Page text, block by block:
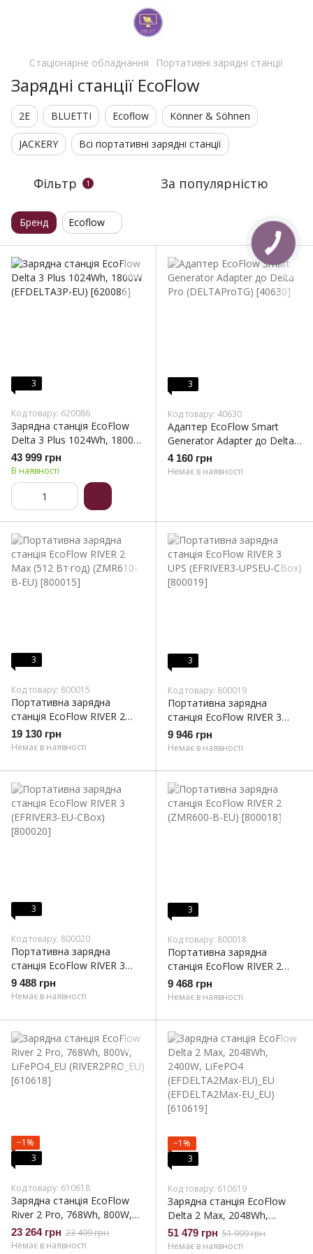
Стаціонарне обладнання Портативні зарядні станції
Зарядні станції EcoFlow
2E BLUETTI Ecoflow Könner & Söhnen
JACKERY Всі портативні зарядні станції
Фільтр 1 За популярністю
Бренд Ecoflow
3
Код товару: 620086
Зарядна станція EcoFlow
Delta 3 Plus 1024Wh, 1800W
(EFDELTA3P-EU)
43 999 грн
В наявності
3
Код товару: 40630
Адаптер EcoFlow Smart
Generator Adapter до Delta
Pro (DELTAProTG)
4 160 грн
Немає в наявності
3
Код товару: 800015
Портативна зарядна
станція EcoFlow RIVER 2
Max (512 Вт·год) (ZMR610-
B-EU)
19 130 грн
Немає в наявності
3
Код товару: 800019
Портативна зарядна
станція EcoFlow RIVER 3
UPS (EFRIVER3-UPSEU-CBox)
9 946 грн
Немає в наявності
3
Код товару: 800020
Портативна зарядна
станція EcoFlow RIVER 3
(EFRIVER3-EU-CBox)
9 488 грн
Немає в наявності
3
Код товару: 800018
Портативна зарядна
станція EcoFlow RIVER 2
(ZMR600-B-EU)
9 468 грн
Немає в наявності
−1%
3
Код товару: 610618
Зарядна станція EcoFlow
River 2 Pro, 768Wh, 800W,
LiFePO4_EU (RIVER2PRO_EU)
23 264 грн 23 499 грн
Немає в наявності
−1%
3
Код товару: 610619
Зарядна станція EcoFlow
Delta 2 Max, 2048Wh,
2400W, LiFePO4
(EFDELTA2Max-EU)_EU
51 479 грн 51 999 грн
Немає в наявності